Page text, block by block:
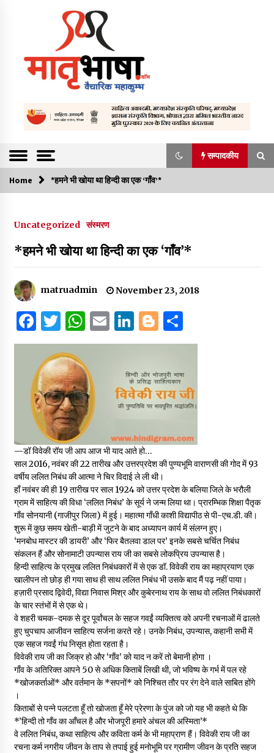
Matrubhasha
a.com | Hindi
Literature We
bsite | Literatu
re Content |
साहित्य समाचार
सम्पादकीय
सम्पादकीय
March 26, 2023
April 8, 2023
पत्रकारिता की राजधानी का हस्ताक्षर इंदौर प्रेस क्लब
April 8, 2023
हिन्दी कवि सम्मेलन आज भी अकेला है ओम जी के बिना….
July 7, 2023
Home *हमने भी खोया था हिन्दी का एक ‘गाँव’*
Uncategorized संस्मरण
*हमने भी खोया था हिन्दी का एक ‘गाँव’*
matruadmin November 23, 2018
F
a
c
e
b
o
o
k
T
w
it
te
r
W
h
at
s
A
p
p
E
m
Li
n
e
dI
n
B
lo
g
er
S
h
e
—डॉ विवेकी रॉय जी आप आज भी याद आते हो…
साल 2016, नवंबर की 22 तारीख और उत्तरप्रदेश की पुण्यभूमि वाराणसी की गोद में 93
वर्षीय ललित निबंध की आत्मा ने चिर विदाई ले ली थी।
हाँ नवंबर की ही 19 तारीख पर साल 1924 को उत्तर प्रदेश के बलिया जिले के भरौली
ग्राम में साहित्य की विधा ‘ललित निबंध’ के सूर्य ने जन्म लिया था। प्रारम्भिक शिक्षा पैतृक
गाँव सोनयानी (गाजीपुर जिला) में हुई। महात्मा गाँधी काशी विद्यापीठ से पी-एच.डी. की।
शुरू में कुछ समय खेती-बाड़ी में जुटने के बाद अध्यापन कार्य में संलग्न हुए।
‘मनबोध मास्टर की डायरी’ और ‘फिर बैतलवा डाल पर’ इनके सबसे चर्चित निबंध
संकलन हैं और सोनामाटी उपन्यास राय जी का सबसे लोकप्रिय उपन्यास है।
हिन्दी साहित्य के प्रमुख ललित निबंधकारों में से एक डॉ. विवेकी राय का महाप्रयाण एक
खालीपन तो छोड़ ही गया साथ ही साथ ललित निबंध भी उसके बाद मैं पढ़ नहीं पाया।
हज़ारी प्रसाद द्विवेदी, विद्या निवास मिश्र और कुबेरनाथ राय के साथ वो ललित निबंधकारों
के चार स्तंभों में से एक थे।
वे शहरी चमक-दमक से दूर पूर्वांचल के सहज गवईं व्यक्तित्व को अपनी रचनाओं में ढालते
हुए चुपचाप आजीवन साहित्य सर्जना करते रहे। उनके निबंध, उपन्यास, कहानी सभी में
एक सहज गवईं गंध निसृत होता रहता है।
विवेकी राय जी का जिक्र हो और ‘गाँव’ को याद न करें तो बेमानी होगा ।
गाँव के अतिरिक्त आपने 50 से अधिक किताबें लिखी थी, जो भविष्य के गर्भ में पल रहे
*खोजकर्ताओं* और वर्तमान के *सपनों* को निश्चित तौर पर रंग देने वाले साबित होंगे
।
किताबों से पन्ने पलटता हूँ तो खोजता हूँ मेरे प्रेरणा के पुंज को जो यह भी कहते थे कि
*’हिन्दी तो गाँव का आँचल है और भोजपूरी हमारे अंचल की अस्मिता’*
वे ललित निबंध, कथा साहित्य और कविता कर्म के भी महाप्राण हैं। विवेकी राय जी का
रचना कर्म नगरीय जीवन के ताप से तपाई हुई मनोभूमि पर ग्रामीण जीवन के प्रति सहज